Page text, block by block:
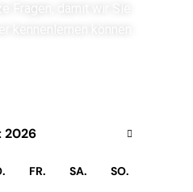
Fragen, damit wir Sie
2026
FR. SA. SO.